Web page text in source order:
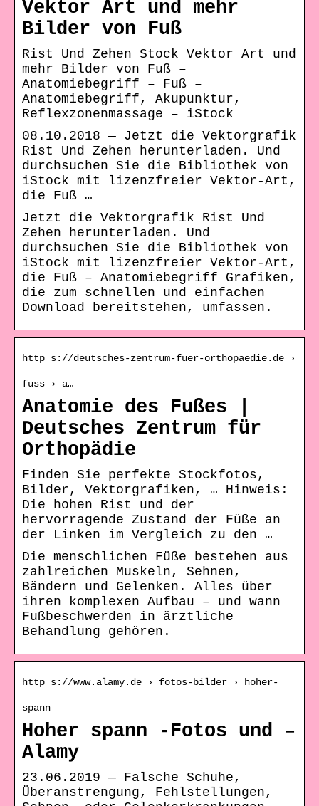
Vektor Art und mehr
Bilder von Fuß
Rist Und Zehen Stock Vektor Art und
mehr Bilder von Fuß –
Anatomiebegriff – Fuß –
Anatomiebegriff, Akupunktur,
Reflexzonenmassage – iStock
08.10.2018 — Jetzt die Vektorgrafik
Rist Und Zehen herunterladen. Und
durchsuchen Sie die Bibliothek von
iStock mit lizenzfreier Vektor-Art,
die Fuß …
Jetzt die Vektorgrafik Rist Und
Zehen herunterladen. Und
durchsuchen Sie die Bibliothek von
iStock mit lizenzfreier Vektor-Art,
die Fuß – Anatomiebegriff Grafiken,
die zum schnellen und einfachen
Download bereitstehen, umfassen.
http s://deutsches-zentrum-fuer-orthopaedie.de ›
fuss › a…
Anatomie des Fußes |
Deutsches Zentrum für
Orthopädie
Finden Sie perfekte Stockfotos,
Bilder, Vektorgrafiken, … Hinweis:
Die hohen Rist und der
hervorragende Zustand der Füße an
der Linken im Vergleich zu den …
Die menschlichen Füße bestehen aus
zahlreichen Muskeln, Sehnen,
Bändern und Gelenken. Alles über
ihren komplexen Aufbau – und wann
Fußbeschwerden in ärztliche
Behandlung gehören.
http s://www.alamy.de › fotos-bilder › hoher-
spann
Hoher spann -Fotos und –
Alamy
23.06.2019 — Falsche Schuhe,
Überanstrengung, Fehlstellungen,